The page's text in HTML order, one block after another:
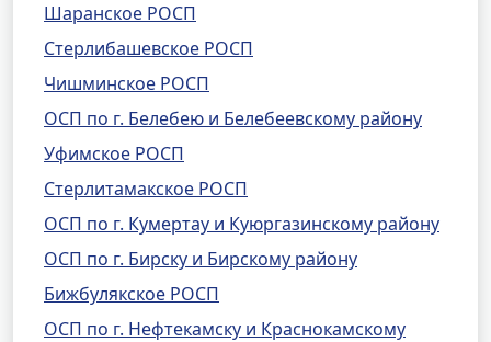
Шаранское РОСП
Стерлибашевское РОСП
Чишминское РОСП
ОСП по г. Белебею и Белебеевскому району
Уфимское РОСП
Стерлитамакское РОСП
ОСП по г. Кумертау и Куюргазинскому району
ОСП по г. Бирску и Бирскому району
Бижбулякское РОСП
ОСП по г. Нефтекамску и Краснокамскому